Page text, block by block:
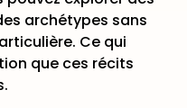
archétypes sans
Ce qui
que ces récits